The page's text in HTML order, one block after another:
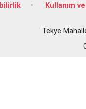
Kullanım
Tekye